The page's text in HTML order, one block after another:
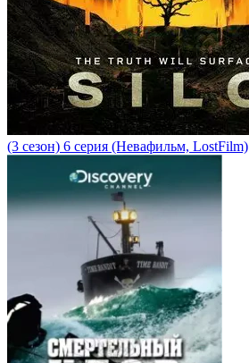
(3 сезон) 6 серия (Невафильм, LostFilm)